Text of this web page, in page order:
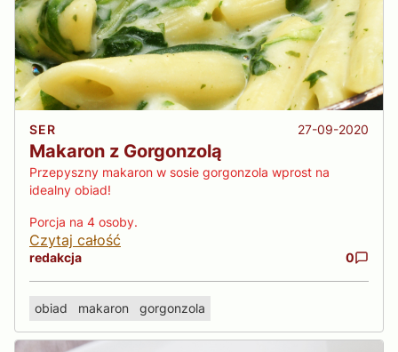
SER 27-09-2020
Makaron z Gorgonzolą
Przepyszny makaron w sosie gorgonzola wprost na
idealny obiad!
Porcja na 4 osoby.
Czytaj całość
redakcja 0
obiad makaron gorgonzola